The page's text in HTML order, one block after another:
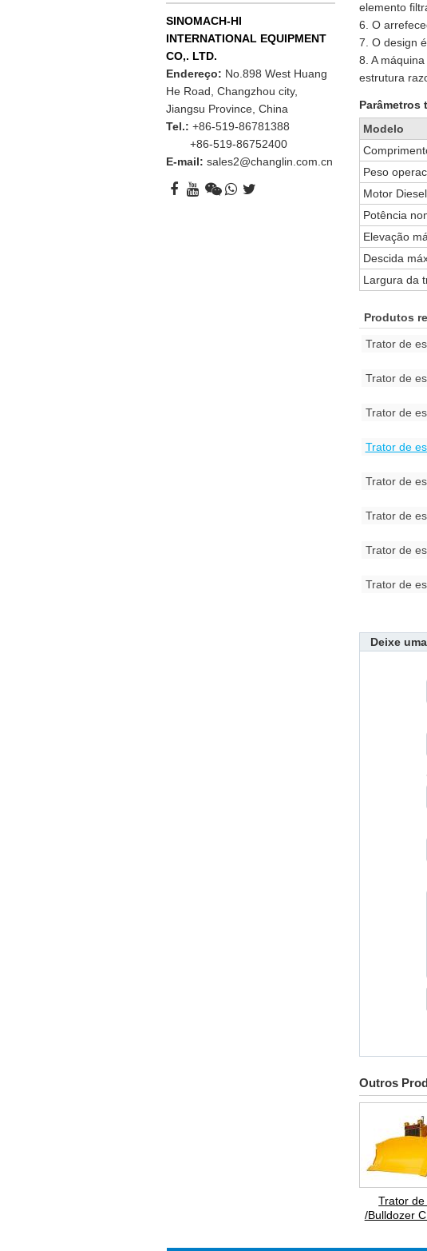
elemento
6. O
7. O design
8. A
estrutura
Parâmetros
Modelo
Peso
Motor Diesel
Potência
Elevação
Descida
Largura da
Produtos
Trator de
Trator de
Trator de
Trator de
Trator de
Trator de
Trator de
Trator de
Deixe
Outros
Trator
/Bulldozer
SINOMACH-HI
INTERNATIONAL EQUIPMENT
CO,. LTD.
Endereço: No.898 West Huang
He Road, Changzhou city,
Jiangsu Province, China
Tel.: +86-519-86781388
+86-519-86752400
E-mail:sales2@changlin.com.cn